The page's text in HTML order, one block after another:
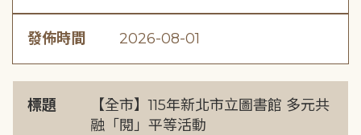
發佈時間 2026-08-01
標題
【全市】115年新北市立圖書館 多元共
融「閱」平等活動